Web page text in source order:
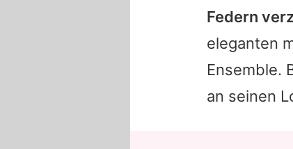
Federn
eleganten
Ensemble.
an seinen